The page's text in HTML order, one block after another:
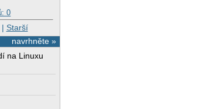
0
Starší
navrhněte »
na Linuxu